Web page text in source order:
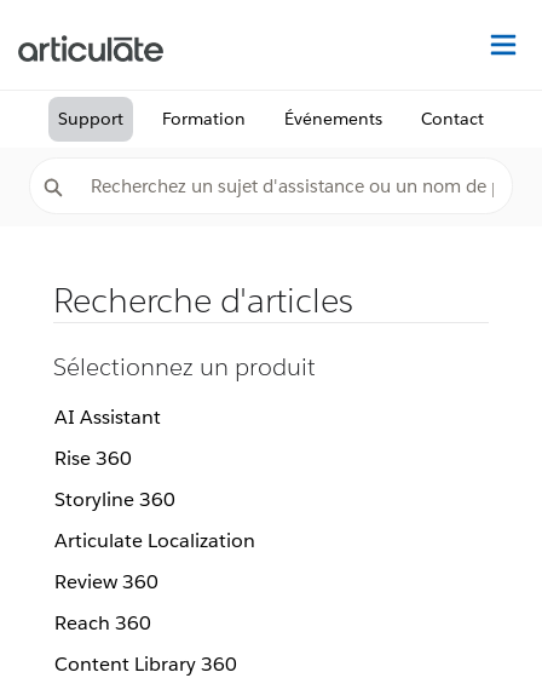
Support Formation Événements Contact
Recherche d'articles
Sélectionnez un produit
AI Assistant
Rise 360
Storyline 360
Articulate Localization
Review 360
Reach 360
Content Library 360